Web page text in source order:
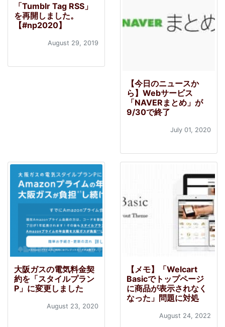
「Tumblr Tag RSS」
を再開しました。
【#np2020】
August 29, 2019
【今日のニュースか
ら】Webサービス
「NAVERまとめ」が
9/30で終了
July 01, 2020
大阪ガスの電気料金契
約を「スタイルプラン
P」に変更しました
August 23, 2020
【メモ】「Welcart
Basicでトップページ
に商品が表示されなく
なった」問題に対処
August 24, 2022